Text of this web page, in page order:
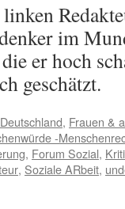
im
er hoch
geschätzt.
Deutschland, Frauen &
-
, Forum Sozial,
, Soziale ARbeit,